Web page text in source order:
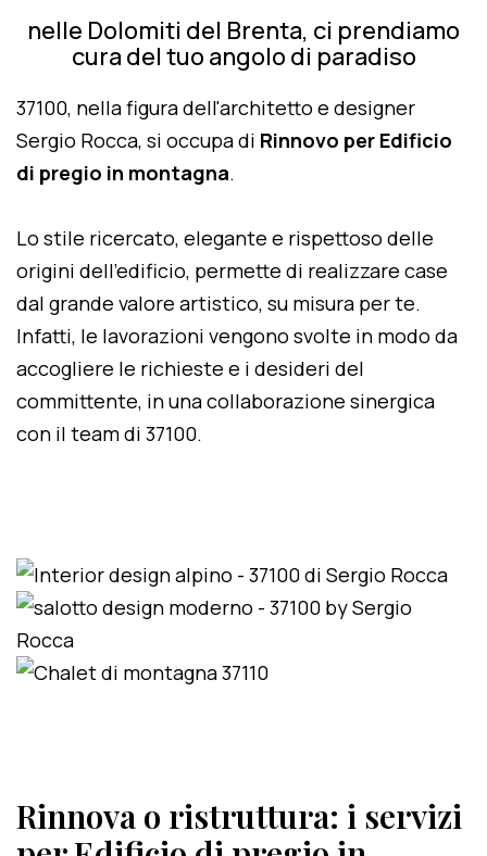
nelle Dolomiti del Brenta, ci prendiamo
cura del tuo angolo di paradiso
37100, nella figura dell'architetto e designer
Sergio Rocca, si occupa di Rinnovo per Edificio
di pregio in montagna.
Lo stile ricercato, elegante e rispettoso delle
origini dell'edificio, permette di realizzare case
dal grande valore artistico, su misura per te.
Infatti, le lavorazioni vengono svolte in modo da
accogliere le richieste e i desideri del
committente, in una collaborazione sinergica
con il team di 37100.
Rinnova o ristruttura: i servizi